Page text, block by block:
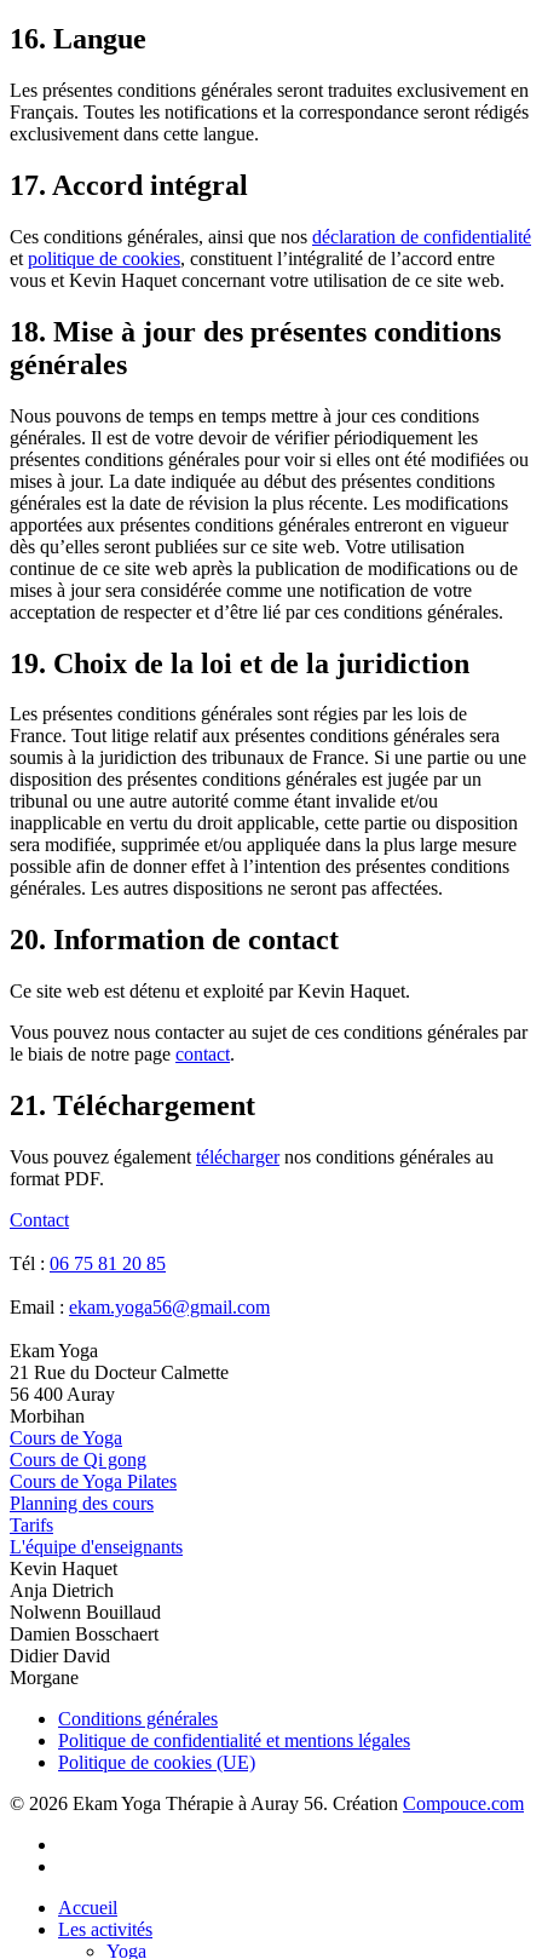
16. Langue
Les présentes conditions générales seront traduites exclusivement en
Français. Toutes les notifications et la correspondance seront rédigés
exclusivement dans cette langue.
17. Accord intégral
Ces conditions générales, ainsi que nos déclaration de confidentialité
et politique de cookies, constituent l’intégralité de l’accord entre
vous et Kevin Haquet concernant votre utilisation de ce site web.
18. Mise à jour des présentes conditions
générales
Nous pouvons de temps en temps mettre à jour ces conditions
générales. Il est de votre devoir de vérifier périodiquement les
présentes conditions générales pour voir si elles ont été modifiées ou
mises à jour. La date indiquée au début des présentes conditions
générales est la date de révision la plus récente. Les modifications
apportées aux présentes conditions générales entreront en vigueur
dès qu’elles seront publiées sur ce site web. Votre utilisation
continue de ce site web après la publication de modifications ou de
mises à jour sera considérée comme une notification de votre
acceptation de respecter et d’être lié par ces conditions générales.
19. Choix de la loi et de la juridiction
Les présentes conditions générales sont régies par les lois de
France. Tout litige relatif aux présentes conditions générales sera
soumis à la juridiction des tribunaux de France. Si une partie ou une
disposition des présentes conditions générales est jugée par un
tribunal ou une autre autorité comme étant invalide et/ou
inapplicable en vertu du droit applicable, cette partie ou disposition
sera modifiée, supprimée et/ou appliquée dans la plus large mesure
possible afin de donner effet à l’intention des présentes conditions
générales. Les autres dispositions ne seront pas affectées.
20. Information de contact
Ce site web est détenu et exploité par Kevin Haquet.
Vous pouvez nous contacter au sujet de ces conditions générales par
le biais de notre page contact.
21. Téléchargement
Vous pouvez également téléchargernos conditions générales au
format PDF.
Contact
Tél : 06 75 81 20 85
Email : ekam.yoga56@gmail.com
Ekam Yoga
21 Rue du Docteur Calmette
56 400 Auray
Morbihan
Cours de Yoga
Cours de Qi gong
Cours de Yoga Pilates
Planning des cours
Tarifs
L'équipe d'enseignants
Kevin Haquet
Anja Dietrich
Nolwenn Bouillaud
Damien Bosschaert
Didier David
Morgane
Conditions générales
Politique de confidentialité et mentions légales
Politique de cookies (UE)
© 2026 Ekam Yoga Thérapie à Auray 56. Création Compouce.com
Close
Menu
Accueil
Les activités
Yoga